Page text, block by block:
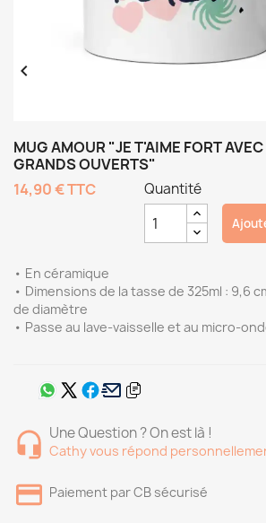

MUG AMOUR "JE T'AIME FORT
GRANDS OUVERTS"
14,90 €TTC
• En céramique
• Dimensions de la tasse de 325ml : 9,6
de diamètre
• Passe au lave-vaisselle et au micro-
Quantité
Une Question ? On est là !
Cathy vous répond
Paiement par CB sécurisé